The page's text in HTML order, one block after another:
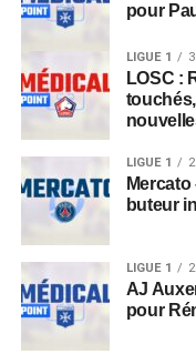
pour
LIGUE 1
LOSC :
LIGUE 1
Mercato
buteur
LIGUE 1
AJ
pour